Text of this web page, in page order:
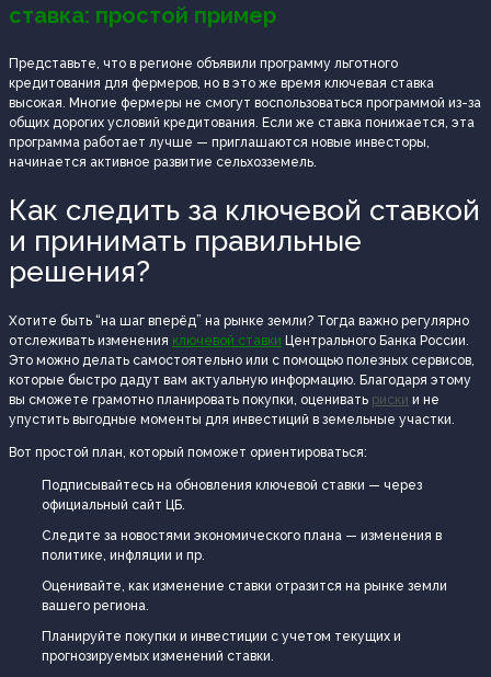
ставка: простой пример
Представьте, что в регионе объявили программу льготного
кредитования для фермеров, но в это же время ключевая ставка
высокая. Многие фермеры не смогут воспользоваться программой из-за
общих дорогих условий кредитования. Если же ставка понижается, эта
программа работает лучше — приглашаются новые инвесторы,
начинается активное развитие сельхозземель.
Как следить за ключевой ставкой
и принимать правильные
решения?
Хотите быть “на шаг вперёд” на рынке земли? Тогда важно регулярно
отслеживать изменения ключевой ставки Центрального Банка России.
Это можно делать самостоятельно или с помощью полезных сервисов,
которые быстро дадут вам актуальную информацию. Благодаря этому
вы сможете грамотно планировать покупки, оценивать риски и не
упустить выгодные моменты для инвестиций в земельные участки.
Вот простой план, который поможет ориентироваться:
Подписывайтесь на обновления ключевой ставки — через
официальный сайт ЦБ.
Следите за новостями экономического плана — изменения в
политике, инфляции и пр.
Оценивайте, как изменение ставки отразится на рынке земли
вашего региона.
Планируйте покупки и инвестиции с учетом текущих и
прогнозируемых изменений ставки.